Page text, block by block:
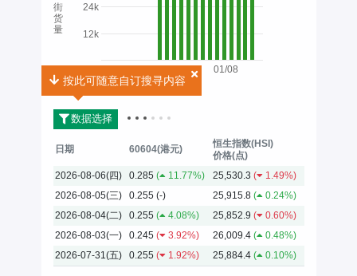
01/08
12k
24k
2026
街
货
量
数据选择
按此可随意自订搜寻内容
按此可随意自订搜寻内容
日期 60604(港元)
恒生指数(HSI)
价格(点)
2026-08-06(四)
0.285 ( 11.77%) 25,530.3 (
1.49%)
2026-08-05(三)
0.255 (-) 25,915.8 (
0.24%)
2026-08-04(二)
0.255 ( 4.08%) 25,852.9 (
0.60%)
2026-08-03(一)
0.245 ( 3.92%) 26,009.4 (
0.48%)
2026-07-31(五)
0.255 ( 1.92%) 25,884.4 ( 0.10%)